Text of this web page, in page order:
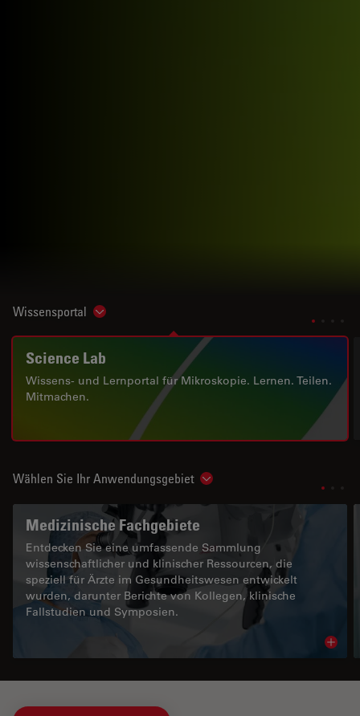
Wissensportal Show subnavigation
Science Lab
Wissens- und Lernportal für Mikroskopie. Lernen. Teilen.
Mitmachen.
Wählen Sie Ihr Anwendungsgebiet Show subnavigation
Medizinische Fachgebiete
Entdecken Sie eine umfassende Sammlung
wissenschaftlicher und klinischer Ressourcen, die
speziell für Ärzte im Gesundheitswesen entwickelt
wurden, darunter Berichte von Kollegen, klinische
Fallstudien und Symposien.